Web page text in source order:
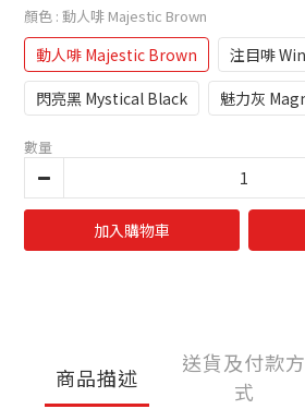
顏色 : 動人啡 Majestic Brown
動人啡 Majestic Brown
注目啡
閃亮黑 Mystical Black
魅力灰
數量
加入購物車
商品描述
送貨及付款方
式